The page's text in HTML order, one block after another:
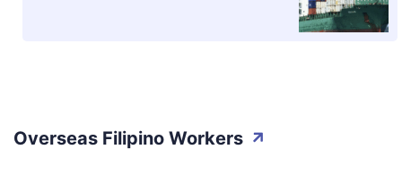
Overseas Filipino Workers